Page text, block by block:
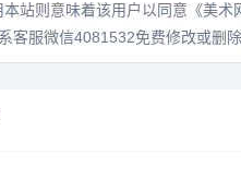
站则意味着该用户以同意 《美
客服微信4081532免费修改或删除